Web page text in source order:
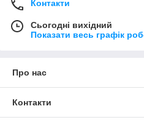
Контакти
Сьогодні вихідний
Показати весь графік
Про нас
Контакти